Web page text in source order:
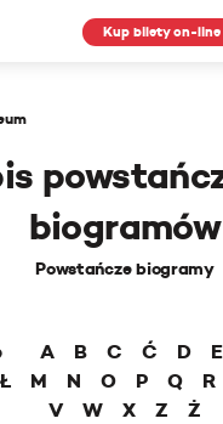
Kup bilety on-line
biogramów
Powstańcze biogramy
A B C Ć D E
Ł M N O P Q R
V
W X Z
Ż